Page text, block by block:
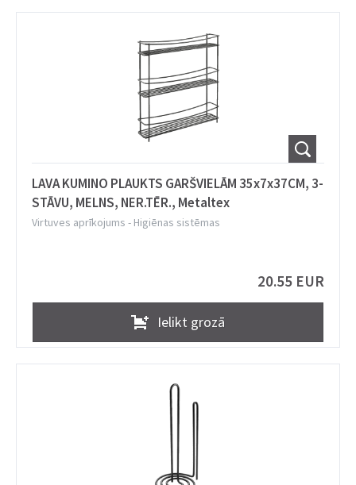
LAVA KUMINO PLAUKTS GARŠVIELĀM 35x7x37CM, 3-
STĀVU, MELNS, NER.TĒR., Metaltex
Virtuves aprīkojums - Higiēnas sistēmas
20.55 EUR
Ielikt grozā